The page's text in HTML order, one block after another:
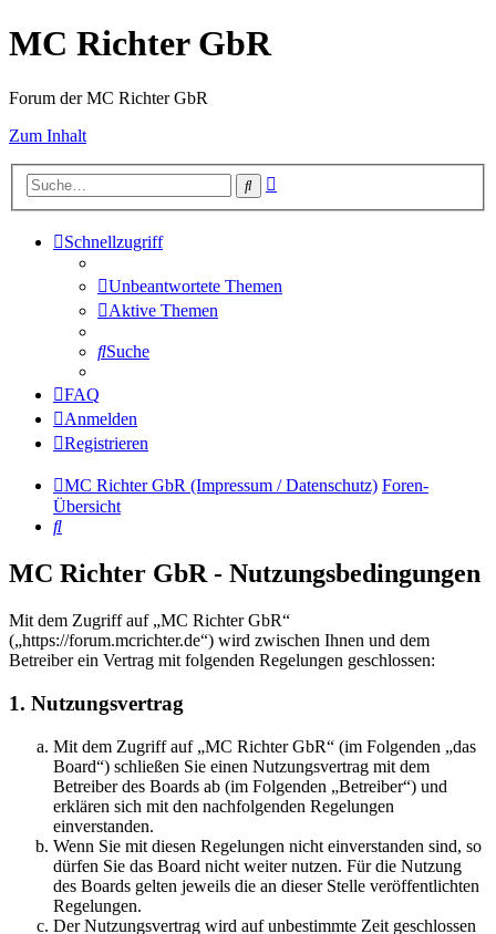
MC Richter GbR
Forum der MC Richter GbR
Zum Inhalt
Suche
Schnellzugriff
Unbeantwortete Themen
Aktive Themen
Suche
FAQ
Anmelden
Registrieren
MC Richter GbR (Impressum / Datenschutz) Foren-
Übersicht
Suche
MC Richter GbR - Nutzungsbedingungen
Mit dem Zugriff auf „MC Richter GbR“
(„https://forum.mcrichter.de“) wird zwischen Ihnen und dem
Betreiber ein Vertrag mit folgenden Regelungen geschlossen:
1. Nutzungsvertrag
Mit dem Zugriff auf „MC Richter GbR“ (im Folgenden „das
Board“) schließen Sie einen Nutzungsvertrag mit dem
Betreiber des Boards ab (im Folgenden „Betreiber“) und
erklären sich mit den nachfolgenden Regelungen
einverstanden.
Wenn Sie mit diesen Regelungen nicht einverstanden sind, so
dürfen Sie das Board nicht weiter nutzen. Für die Nutzung
des Boards gelten jeweils die an dieser Stelle veröffentlichten
Regelungen.
Der Nutzungsvertrag wird auf unbestimmte Zeit geschlossen